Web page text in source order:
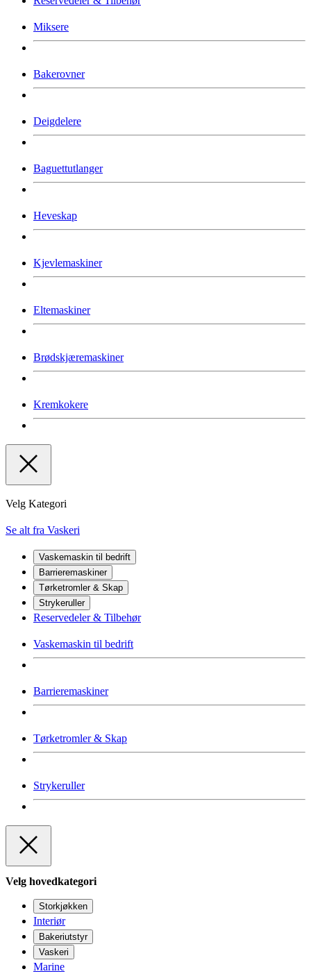
Miksere
Bakerovner
Deigdelere
Baguettutlanger
Heveskap
Kjevlemaskiner
Eltemaskiner
Brødskjæremaskiner
Kremkokere
Velg Kategori
Se alt fra Vaskeri
Vaskemaskin til bedrift
Barrieremaskiner
Tørketromler & Skap
Strykeruller
Reservedeler & Tilbehør
Vaskemaskin til bedrift
Barrieremaskiner
Tørketromler & Skap
Strykeruller
Velg hovedkategori
Storkjøkken
Interiør
Bakeriutstyr
Vaskeri
Marine